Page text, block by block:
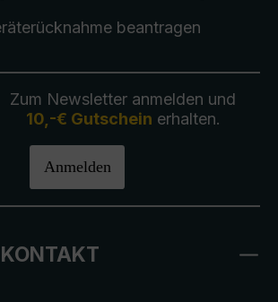
beantragen
Zum Newsletter anmelden und
10,-€ Gutschein erhalten.
Anmelden